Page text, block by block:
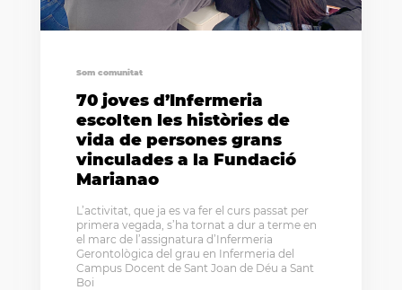
Som comunitat
70 joves d’Infermeria
escolten les històries de
vida de persones grans
vinculades a la Fundació
Marianao
L’activitat, que ja es va fer el curs passat per
primera vegada, s’ha tornat a dur a terme en
el marc de l’assignatura d’Infermeria
Gerontològica del grau en Infermeria del
Campus Docent de Sant Joan de Déu a Sant
Boi